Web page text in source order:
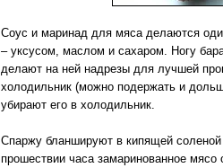
Соус и маринад для мяса делаются
– уксусом, маслом и сахаром. Ногу
делают на ней надрезы для лучшей
холодильник (можно подержать и
убирают его в холодильник.
Спаржу бланшируют в кипящей соленой
прошествии часа замаринованное